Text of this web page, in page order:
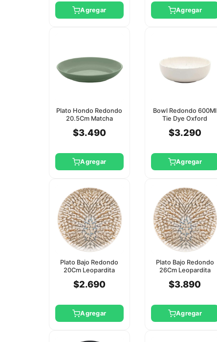
Agregar Agregar
Plato Hondo Redondo
20.5Cm Matcha
$3.490
Agregar
Bowl Redondo 600Ml
Tie Dye Oxford
$3.290
Agregar
Plato Bajo Redondo
20Cm Leopardita
$2.690
Agregar
Plato Bajo Redondo
26Cm Leopardita
$3.890
Agregar